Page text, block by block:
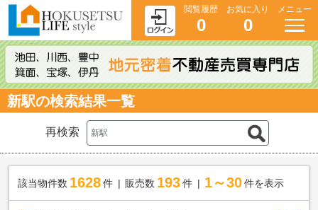
閲覧履歴
0
お気に入り
0
メニュー
新駅の検索結果一覧
再検索
該当物件数 1628件 販売数 193 件 1～30 件を表示